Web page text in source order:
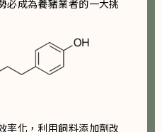
必成為養豬業者的一大挑
率化，利用飼料添加劑改